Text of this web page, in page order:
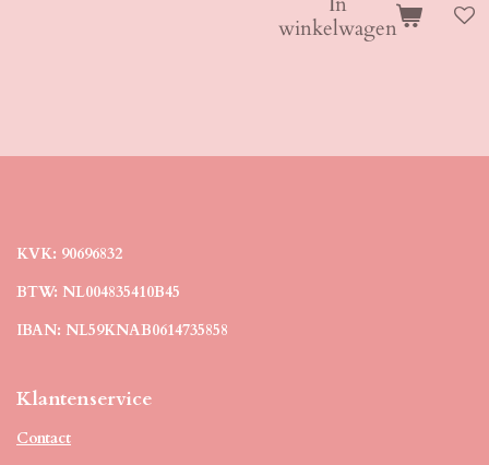
winkelwagen
KVK: 90696832
BTW: NL004835410B45
IBAN: NL59KNAB0614735858
Klantenservice
Contact